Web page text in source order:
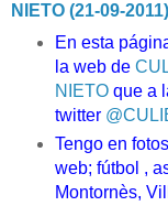
NIETO (21-09-2011)
En esta
la web de
NIETO que a
twitter
Tengo en
web; fútbol ,
Montornès,